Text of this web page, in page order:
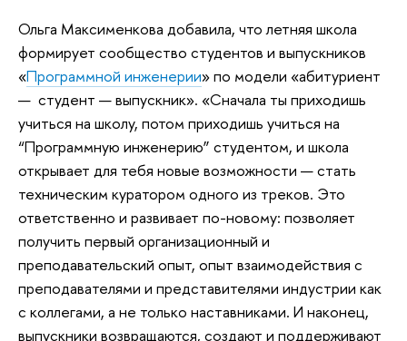
Ольга Максименкова добавила, что летняя школа
формирует сообщество студентов и выпускников
«Программной инженерии» по модели «абитуриент
— студент — выпускник». «Сначала ты приходишь
учиться на школу, потом приходишь учиться на
“Программную инженерию” студентом, и школа
открывает для тебя новые возможности — стать
техническим куратором одного из треков. Это
ответственно и развивает по-новому: позволяет
получить первый организационный и
преподавательский опыт, опыт взаимодействия с
преподавателями и представителями индустрии как
с коллегами, а не только наставниками. И наконец,
выпускники возвращаются, создают и поддерживают